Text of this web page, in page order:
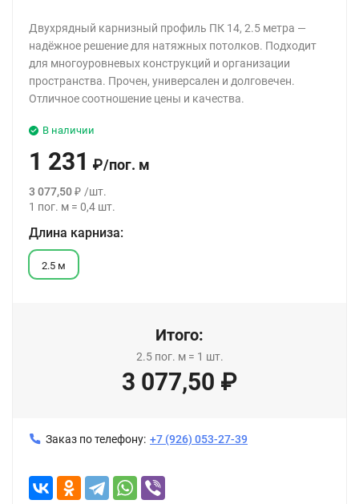
Двухрядный карнизный профиль ПК 14, 2.5 метра —
надёжное решение для натяжных потолков. Подходит
для многоуровневых конструкций и организации
пространства. Прочен, универсален и долговечен.
Отличное соотношение цены и качества.
В наличии
1 231 ₽/пог. м
3 077,50₽ /шт.
1 пог. м = 0,4 шт.
Длина карниза:
2.5 м
Итого:
2.5пог. м= 1 шт.
3 077,50 ₽
Заказ по телефону: +7 (926) 053-27-39